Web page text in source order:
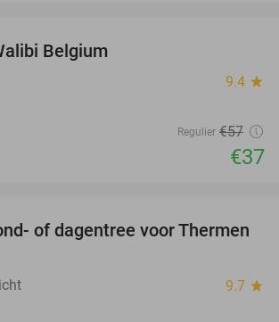
Belgium
9.4 star
Regulier €57
€37
25%
of dagentree voor Thermen
9.7 star